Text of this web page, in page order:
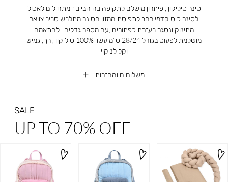
משלוחים והחזרות
סינר סיליקון , פיתרון מושלם לתקופה בה הבייביז מתחילים לאכול
לסינר כיס קדמי רחב לתפיסת המזון הסינר מתלבש סביב צוואר
התינוק ונסגר בעזרת כפתורים ,עם מספר גדלים , להתאמה
מושלמת לפעוט בגודל 28/24 ס”מ עשוי 100% סיליקון , רך, גמיש
וקל לניקוי
SALE
UP TO 70% OFF